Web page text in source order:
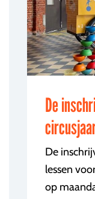
De
De
lessen
op